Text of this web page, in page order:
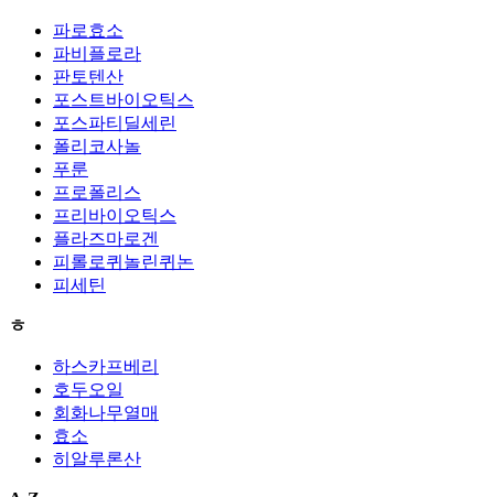
파로효소
파비플로라
판토텐산
포스트바이오틱스
포스파티딜세린
폴리코사놀
푸룬
프로폴리스
프리바이오틱스
플라즈마로겐
피롤로퀴놀린퀴논
피세틴
ㅎ
하스카프베리
호두오일
회화나무열매
효소
히알루론산